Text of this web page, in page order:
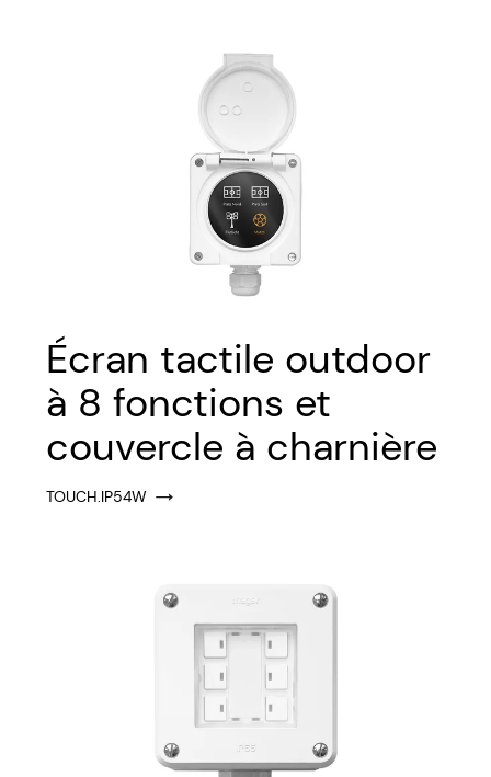
Écran tactile outdoor
à 8 fonctions et
couvercle à charnière
TOUCH.IP54W